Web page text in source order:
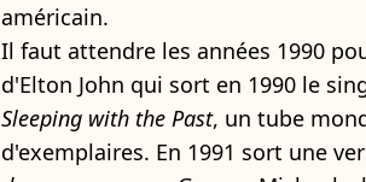
américain.
Il faut attendre les années 1990
d'Elton John qui sort en 1990 le
Sleeping with the Past, un tube
d'exemplaires. En 1991 sort une